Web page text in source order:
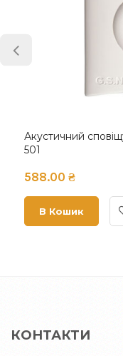
Акустичний
501
588.00 ₴
В Кошик
КОНТАКТИ